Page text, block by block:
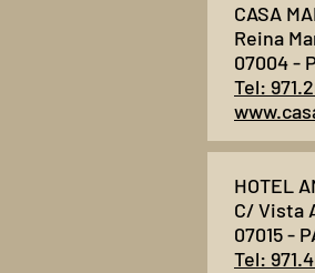
CASA
Reina
07004 -
Tel:
HOTEL
C/ Vista
07015 -
Tel: